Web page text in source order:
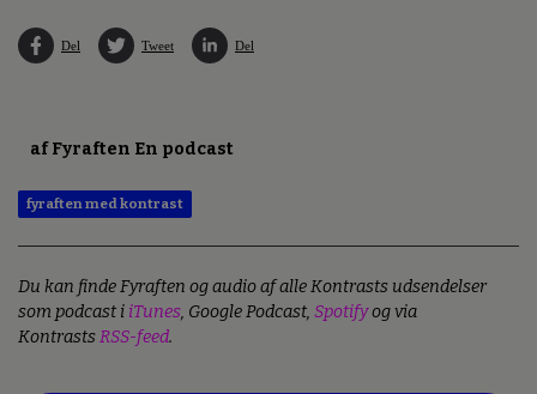
Del Tweet Del
af Fyraften En podcast
fyraften med kontrast
Du kan finde Fyraften og audio af alle Kontrasts udsendelser
som podcast i iTunes, Google Podcast, Spotifyog via
KontrastsRSS-feed.